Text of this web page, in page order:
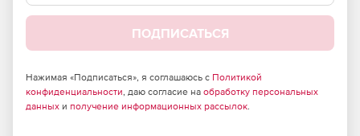
ПОДПИСАТЬСЯ
Нажимая «Подписаться», я соглашаюсь с Политикой
конфиденциальности, даю согласие на обработку персональных
данных и получение информационных рассылок.